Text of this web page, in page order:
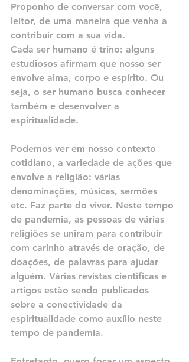
Proponho de conversar com você,
leitor, de uma maneira que venha a
contribuir com a sua vida.
Cada ser humano é trino: alguns
estudiosos afirmam que nosso ser
envolve alma, corpo e espírito. Ou
seja, o ser humano busca conhecer
também e desenvolver a
espiritualidade.
Podemos ver em nosso contexto
cotidiano, a variedade de ações que
envolve a religião: várias
denominações, músicas, sermões
etc. Faz parte do viver. Neste tempo
de pandemia, as pessoas de várias
religiões se uniram para contribuir
com carinho através de oração, de
doações, de palavras para ajudar
alguém. Várias revistas cientificas e
artigos estão sendo publicados
sobre a conectividade da
espiritualidade como auxílio neste
tempo de pandemia.